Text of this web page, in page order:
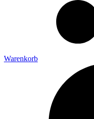
Warenkorb